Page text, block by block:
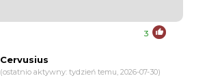
3
Cervusius
(ostatnio aktywny: tydzień temu, 2026-07-30)